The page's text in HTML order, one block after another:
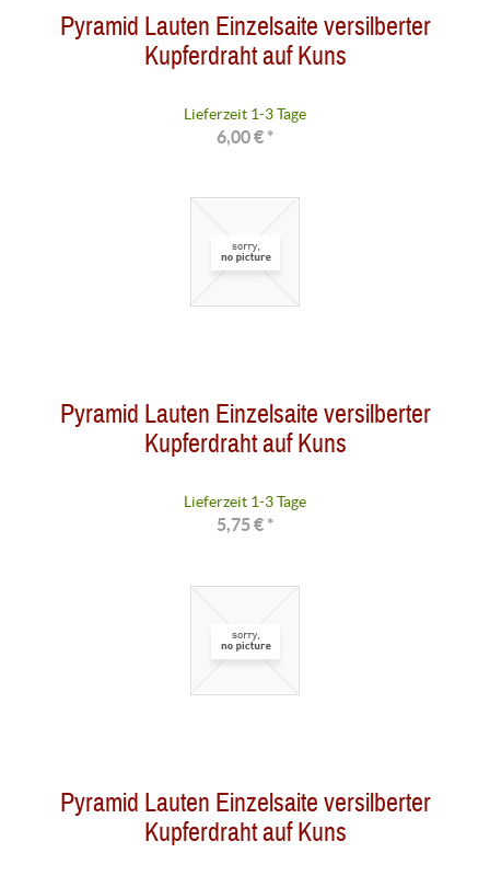
Pyramid Lauten Einzelsaite versilberter
Kupferdraht auf Kuns
Lieferzeit 1-3 Tage
6,00 € *
Pyramid Lauten Einzelsaite versilberter
Kupferdraht auf Kuns
Lieferzeit 1-3 Tage
5,75 € *
Pyramid Lauten Einzelsaite versilberter
Kupferdraht auf Kuns